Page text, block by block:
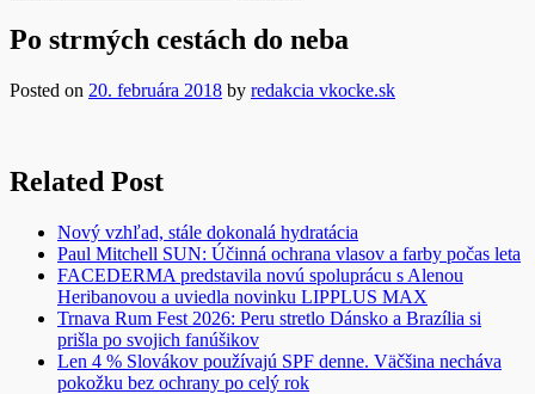
Po strmých cestách do neba
Posted on 20. februára 2018 by redakcia vkocke.sk
Related Post
Nový vzhľad, stále dokonalá hydratácia
Paul Mitchell SUN: Účinná ochrana vlasov a farby počas leta
FACEDERMA predstavila novú spoluprácu s Alenou
Heribanovou a uviedla novinku LIPPLUS MAX
Trnava Rum Fest 2026: Peru stretlo Dánsko a Brazília si
prišla po svojich fanúšikov
Len 4 % Slovákov používajú SPF denne. Väčšina necháva
pokožku bez ochrany po celý rok